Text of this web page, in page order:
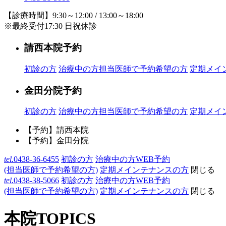
【診療時間】9:30～12:00 / 13:00～18:00
※最終受付17:30 日祝休診
請西本院予約
初診の方 治療中の方担当医師で予約希望の方 定期メイ
金田分院予約
初診の方 治療中の方担当医師で予約希望の方 定期メイ
【予約】請西本院
【予約】金田分院
tel.0438-36-6455 初診の方 治療中の方WEB予約
(担当医師で予約希望の方) 定期メインテナンスの方 閉じる
tel.0438-38-5066 初診の方 治療中の方WEB予約
(担当医師で予約希望の方) 定期メインテナンスの方 閉じる
本院TOPICS